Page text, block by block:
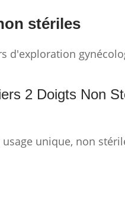
stériles
d'exploration
2 Doigts Non
unique, non